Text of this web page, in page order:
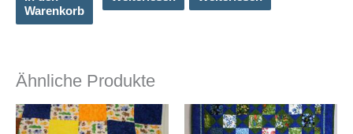
Warenkorb
Ähnliche Produkte